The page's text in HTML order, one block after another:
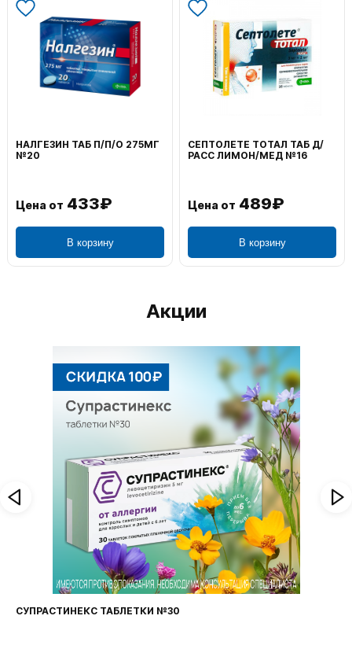
НАЛГЕЗИН ТАБ П/П/О 275МГ
№20
Цена от 433₽
В корзину
СЕПТОЛЕТЕ ТОТАЛ ТАБ Д/
РАСС ЛИМОН/МЕД №16
Цена от 489₽
В корзину
Акции
СУПРАСТИНЕКС ТАБЛЕТКИ №30